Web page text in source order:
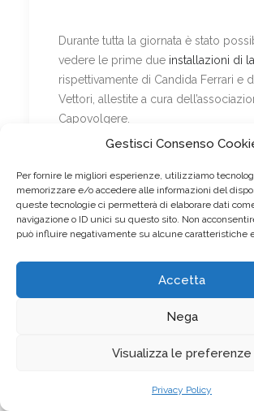
Gestisci Consenso
Per fornire le migliori esperienze, utilizziamo
memorizzare e/o accedere alle informazioni del
queste tecnologie ci permetterà di elaborare dati
navigazione o ID unici su questo sito. Non
può influire negativamente su alcune caratteristiche
Accetta
Nega
Visualizza le preferenze
Privacy Policy
Durante tutta la giornata è stato
vedere le prime due installazioni di
rispettivamente di Candida Ferrari e
Vettori, allestite a cura
Capovolgere.
Dis/ordine
vegetale,
Vettori